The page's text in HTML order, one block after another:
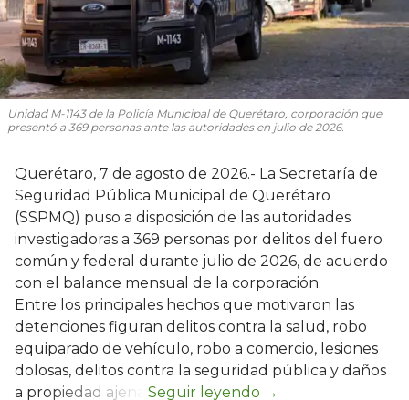
Unidad M-1143 de la Policía Municipal de Querétaro, corporación que
presentó a 369 personas ante las autoridades en julio de 2026.
Querétaro, 7 de agosto de 2026.- La Secretaría de
Seguridad Pública Municipal de Querétaro
(SSPMQ) puso a disposición de las autoridades
investigadoras a 369 personas por delitos del fuero
común y federal durante julio de 2026, de acuerdo
con el balance mensual de la corporación.
Entre los principales hechos que motivaron las
detenciones figuran delitos contra la salud, robo
equiparado de vehículo, robo a comercio, lesiones
dolosas, delitos contra la seguridad pública y daños
a propiedad ajena.